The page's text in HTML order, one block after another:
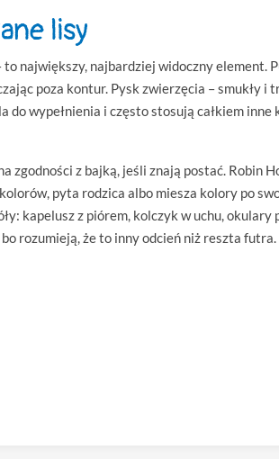
lisy
największy, najbardziej widoczny element.
poza kontur. Pysk zwierzęcia – smukły i
wypełnienia i często stosują całkiem
zgodności z bajką, jeśli znają postać. Robin
pyta rodzica albo miesza kolory po
kapelusz z piórem, kolczyk w uchu, okulary
rozumieją, że to inny odcień niż reszta futra.